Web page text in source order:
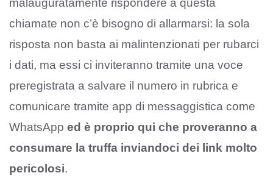
malauguratamente rispondere a questa
chiamate non c’è bisogno di allarmarsi: la sola
risposta non basta ai malintenzionati per rubarci
i dati, ma essi ci inviteranno tramite una voce
preregistrata a salvare il numero in rubrica e
comunicare tramite app di messaggistica come
WhatsApp ed è proprio qui che proveranno a
consumare la truffa inviandoci dei link molto
pericolosi.